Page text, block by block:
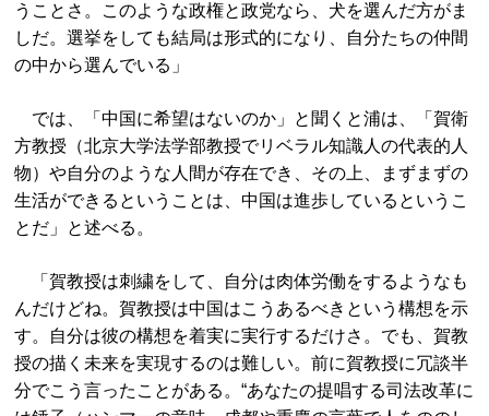
うことさ。このような政権と政党なら、犬を選んだ方がま
しだ。選挙をしても結局は形式的になり、自分たちの仲間
の中から選んでいる」
では、「中国に希望はないのか」と聞くと浦は、「賀衛
方教授（北京大学法学部教授でリベラル知識人の代表的人
物）や自分のような人間が存在でき、その上、まずまずの
生活ができるということは、中国は進歩しているというこ
とだ」と述べる。
「賀教授は刺繍をして、自分は肉体労働をするようなも
んだけどね。賀教授は中国はこうあるべきという構想を示
す。自分は彼の構想を着実に実行するだけさ。でも、賀教
授の描く未来を実現するのは難しい。前に賀教授に冗談半
分でこう言ったことがある。“あなたの提唱する司法改革に